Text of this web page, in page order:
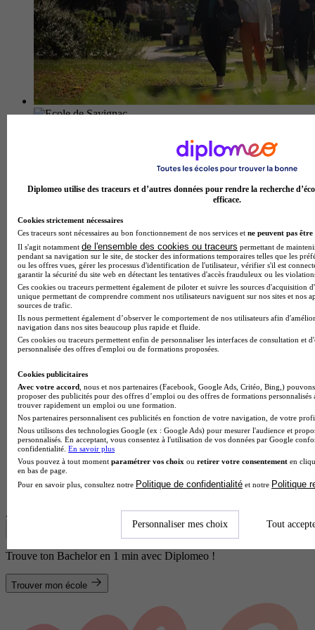
Savignac-les-Églises
École hôtelière
Voir l’établissement
Afficher plus de résultats
Trouve ton Bachelor en 1 min avec Diplomeo !
Trouver mon école
Diplomeo utilise des traceurs et d’autres données pour rendre la recherche
efficace.
Cookies strictement nécessaires
Ces traceurs sont nécessaires au bon fonctionnement de nos services et ne peuvent pas être
Il s'agit notamment de l'ensemble des cookies ou traceurs permettant de
pendant sa navigation sur le site, de stocker des informations temporaires telles que les
ou les offres vues, gérer les processus d'identification de l'utilisateur, vérifier s'il est
garantir la sécurité du site web en détectant les tentatives d'accès frauduleux ou les
Ces cookies ou traceurs permettent également de piloter et suivre les sources d'acquisition
unique permettant de comprendre comment nos utilisateurs naviguent sur nos sites et nos
sources de trafic.
Ils nous permettent également d’observer le comportement de nos utilisateurs afin
navigation dans nos sites beaucoup plus rapide et fluide.
Ces cookies ou traceurs permettent enfin de personnaliser les interfaces de consultation et
personnalisée des offres d'emploi ou de formations proposées.
Cookies publicitaires
Avec votre accord , nous et nos partenaires (Facebook, Google Ads, Critéo, Bing,)
proposer des publicités pour des offres d’emploi ou des offres de formations
trouver rapidement un emploi ou une formation.
Nos partenaires personnalisent ces publicités en fonction de votre navigation, de votre
Nous utilisons des technologies Google (ex : Google Ads) pour mesurer l'audience et
personnalisés. En acceptant, vous consentez à l'utilisation de vos données par Google
confidentialité. En savoir plus
Vous pouvez à tout moment paramétrer vos choix ou retirer votre consentement en
en bas de page.
Pour en savoir plus, consultez notre Politique de confidentialité et notre Politique
Personnaliser mes choix Tout